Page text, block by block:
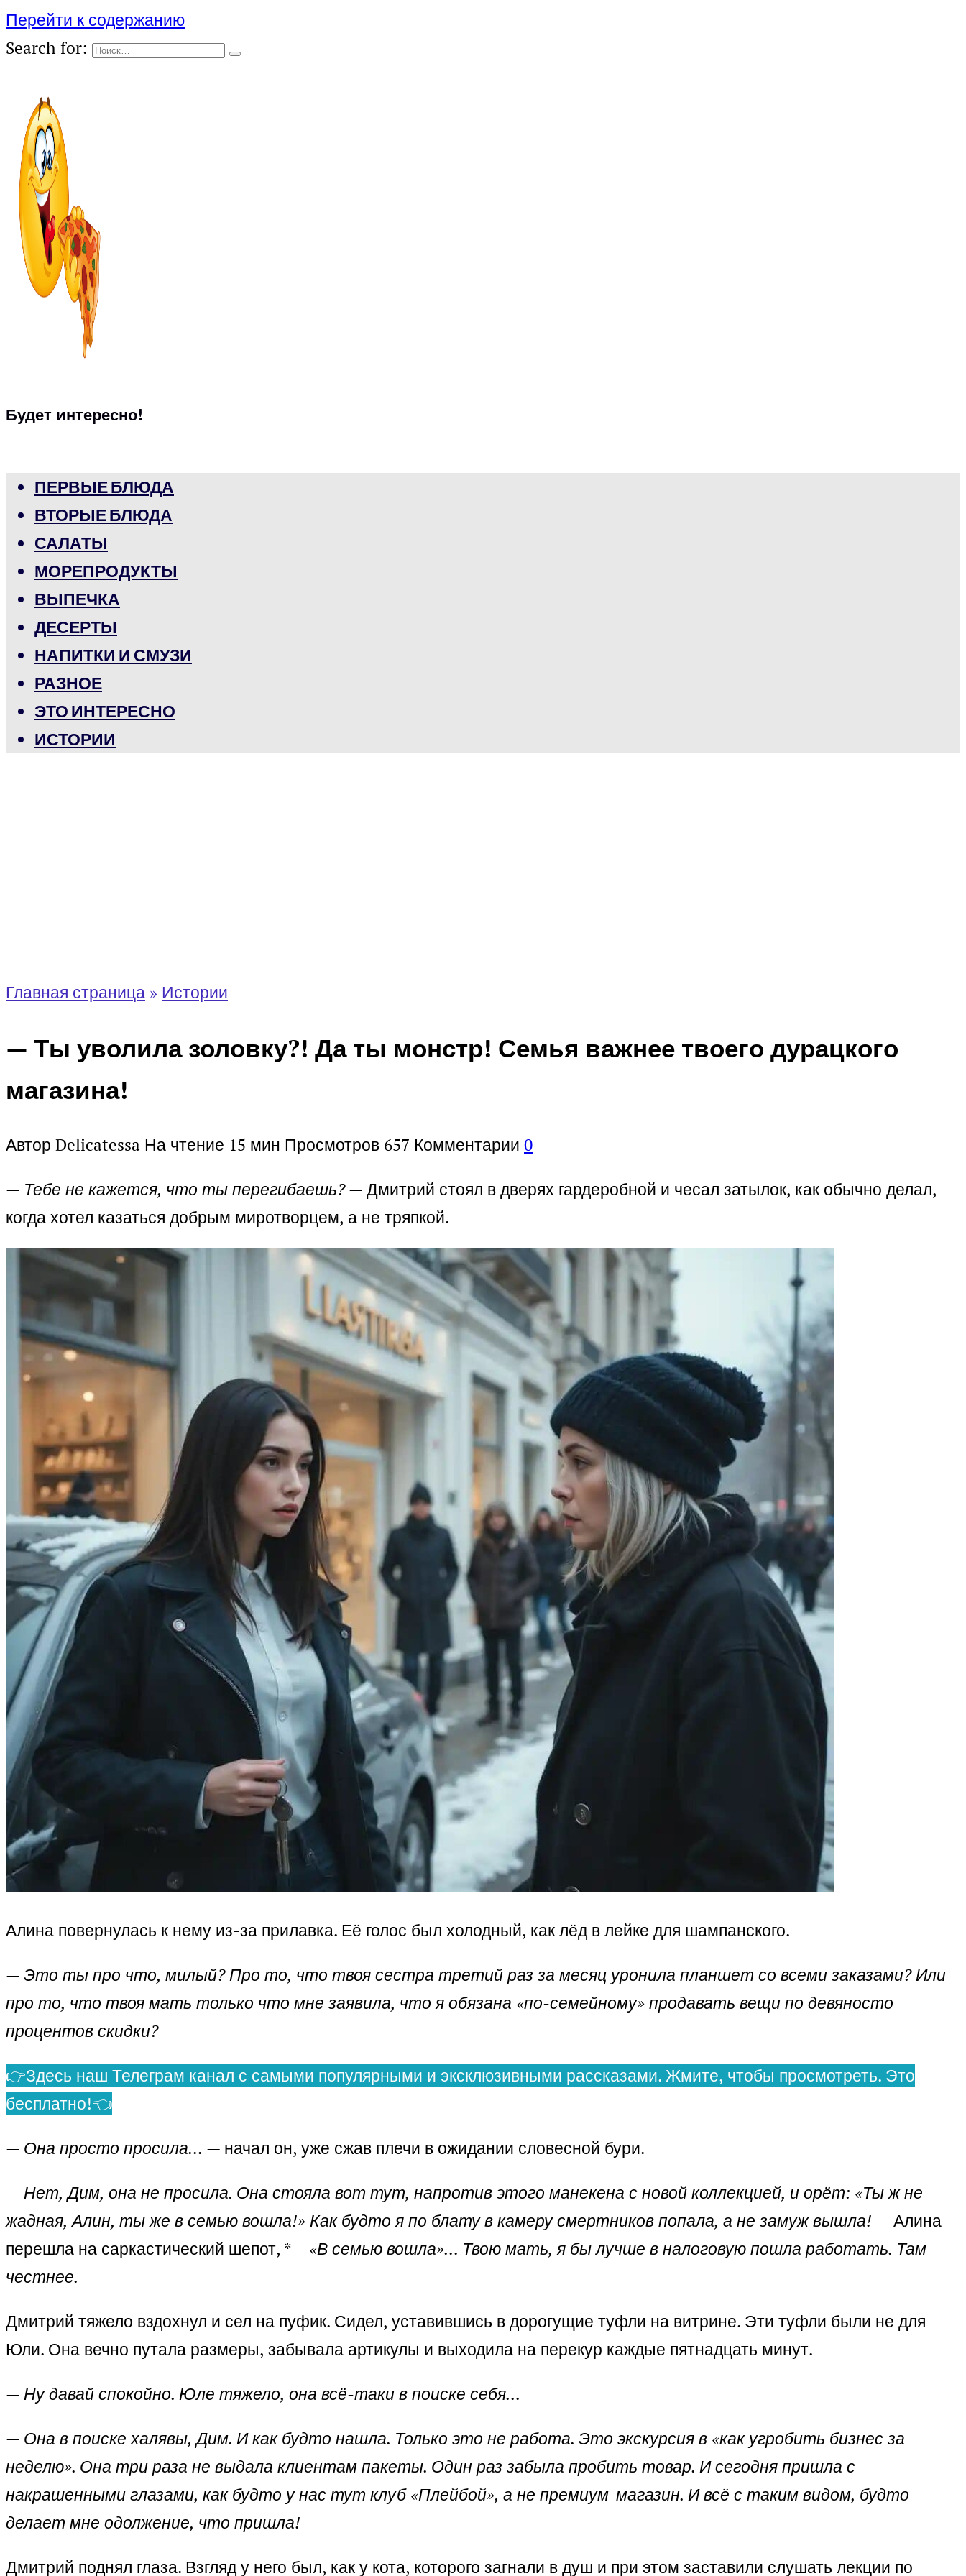
Перейти к содержанию
Search for:
Будет интересно!
ПЕРВЫЕ БЛЮДА
ВТОРЫЕ БЛЮДА
САЛАТЫ
МОРЕПРОДУКТЫ
ВЫПЕЧКА
ДЕСЕРТЫ
НАПИТКИ И СМУЗИ
РАЗНОЕ
ЭТО ИНТЕРЕСНО
ИСТОРИИ
Главная страница » Истории
— Ты уволила золовку?! Да ты монстр! Семья важнее твоего дурацкого
магазина!
Автор Delicatessa На чтение 15 мин Просмотров 657 Комментарии 0
— Тебе не кажется, что ты перегибаешь?— Дмитрий стоял в дверях гардеробной и чесал затылок, как обычно делал,
когда хотел казаться добрым миротворцем, а не тряпкой.
Алина повернулась к нему из-за прилавка. Её голос был холодный, как лёд в лейке для шампанского.
—Это ты про что, милый? Про то, что твоя сестра третий раз за месяц уронила планшет со всеми заказами? Или
про то, что твоя мать только что мне заявила, что я обязана «по-семейному» продавать вещи по девяносто
процентов скидки?
👉Здесь наш Телеграм канал с самыми популярными и эксклюзивными рассказами. Жмите, чтобы просмотреть. Это
бесплатно!👈
— Она просто просила… — начал он, уже сжав плечи в ожидании словесной бури.
—Нет, Дим, она не просила. Она стояла вот тут, напротив этого манекена с новой коллекцией, и орёт: «Ты ж не
жадная, Алин, ты же в семью вошла!» Как будто я по блату в камеру смертников попала, а не замуж вышла! — Алина
перешла на саркастический шепот, *— «В семью вошла»… Твою мать, я бы лучше в налоговую пошла работать. Там
честнее.
Дмитрий тяжело вздохнул и сел на пуфик. Сидел, уставившись в дорогущие туфли на витрине. Эти туфли были не для
Юли. Она вечно путала размеры, забывала артикулы и выходила на перекур каждые пятнадцать минут.
—Ну давай спокойно. Юле тяжело, она всё-таки в поиске себя…
— Она в поиске халявы, Дим. И как будто нашла. Только это не работа. Это экскурсия в «как угробить бизнес за
неделю». Она три раза не выдала клиентам пакеты. Один раз забыла пробить товар. И сегодня пришла с
накрашенными глазами, как будто у нас тут клуб «Плейбой», а не премиум-магазин. И всё с таким видом, будто
делает мне одолжение, что пришла!
Дмитрий поднял глаза. Взгляд у него был, как у кота, которого загнали в душ и при этом заставили слушать лекции по